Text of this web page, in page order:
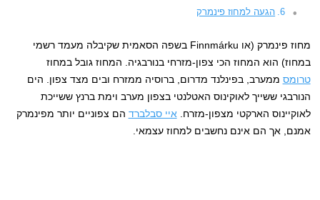
הגעה למחוז פינמרק
מחוז פינמרק (או Finnmárku בשפה הסאמית שקיבלה מעמד רשמי
במחוז) הוא המחוז הכי צפון-מזרחי בנורבגיה. המחוז גובל במחוז
טרומס ממערב, בפינלנד מדרום, ברוסיה ממזרח ובים מצד צפון. הים
הנורבגי ששייך לאוקינוס האטלנטי בצפון מערב וימת ברנץ ששייכת
לאוקיינוס הארקטי מצפון-מזרח. איי סבלברד הם צפוניים יותר מפינמרק
אמנם, אך הם אינם נחשבים למחוז עצמאי.